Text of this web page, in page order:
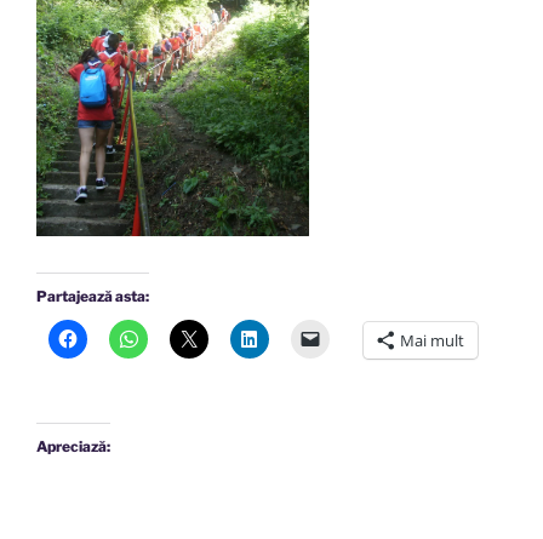
Partajează asta:
Mai mult
Apreciază: